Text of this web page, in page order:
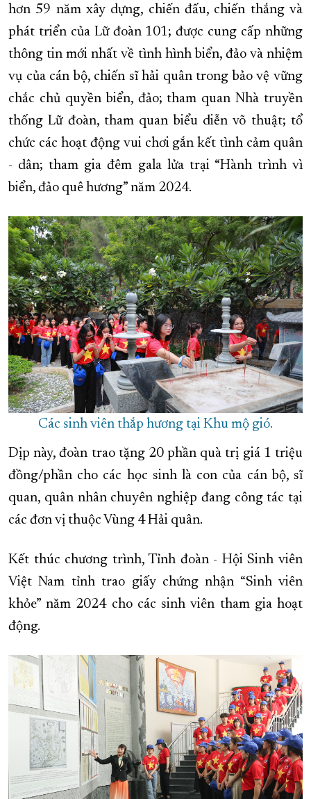
hơn 59 năm xây dựng, chiến đấu, chiến thắng và
phát triển của Lữ đoàn 101; được cung cấp những
thông tin mới nhất về tình hình biển, đảo và nhiệm
vụ của cán bộ, chiến sĩ hải quân trong bảo vệ vững
chắc chủ quyền biển, đảo; tham quan Nhà truyền
thống Lữ đoàn, tham quan biểu diễn võ thuật; tổ
chức các hoạt động vui chơi gắn kết tình cảm quân
- dân; tham gia đêm gala lửa trại “Hành trình vì
biển, đảo quê hương” năm 2024.
Các sinh viên thắp hương tại Khu mộ gió.
Dịp này, đoàn trao tặng 20 phần quà trị giá 1 triệu
đồng/phần cho các học sinh là con của cán bộ, sĩ
quan, quân nhân chuyên nghiệp đang công tác tại
các đơn vị thuộc Vùng 4 Hải quân.
Kết thúc chương trình, Tỉnh đoàn - Hội Sinh viên
Việt Nam tỉnh trao giấy chứng nhận “Sinh viên
khỏe” năm 2024 cho các sinh viên tham gia hoạt
động.